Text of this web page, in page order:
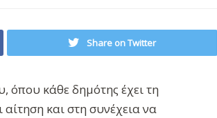
Share on Twitter
όπου κάθε δημότης έχει τη
και στη συνέχεια να